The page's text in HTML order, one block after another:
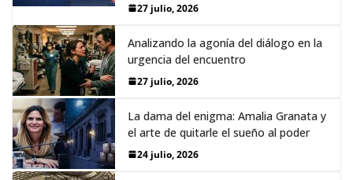
27 julio, 2026
Analizando la agonía del diálogo en la
urgencia del encuentro
27 julio, 2026
La dama del enigma: Amalia Granata y
el arte de quitarle el sueño al poder
24 julio, 2026